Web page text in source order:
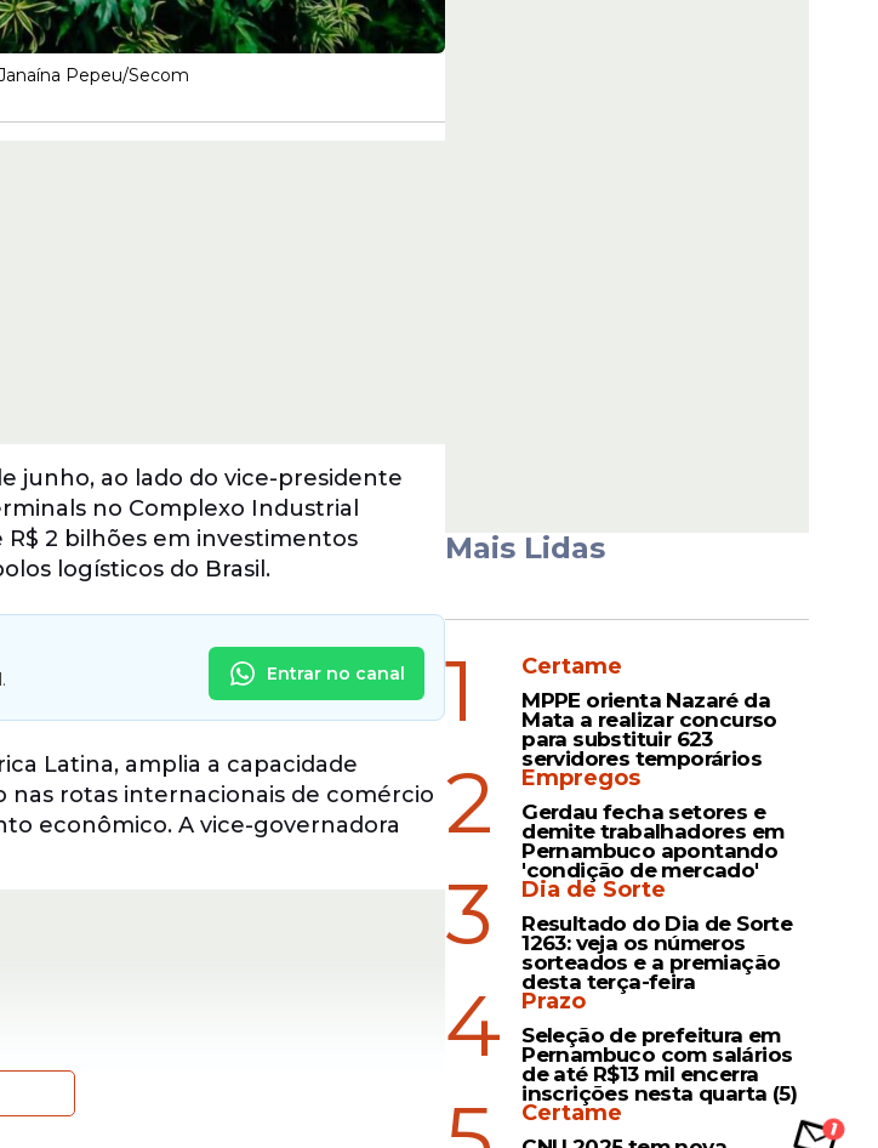
Pepeu/Secom
junho, ao lado do vice-presidente
no Complexo Industrial
2 bilhões em investimentos
logísticos do Brasil.
Entrar no canal
Latina, amplia a capacidade
nas rotas internacionais de comércio
econômico. A vice-governadora
Mais Lidas
1 Certame
MPPE orienta Nazaré da
Mata a realizar concurso
para substituir 623
servidores temporários
2 Empregos
Gerdau fecha setores e
demite trabalhadores em
Pernambuco apontando
'condição de mercado'
3 Dia de Sorte
Resultado do Dia de Sorte
1263: veja os números
sorteados e a premiação
desta terça-feira
4 Prazo
Seleção de prefeitura em
Pernambuco com salários
de até R$13 mil encerra
inscrições nesta quarta (5)
Certame